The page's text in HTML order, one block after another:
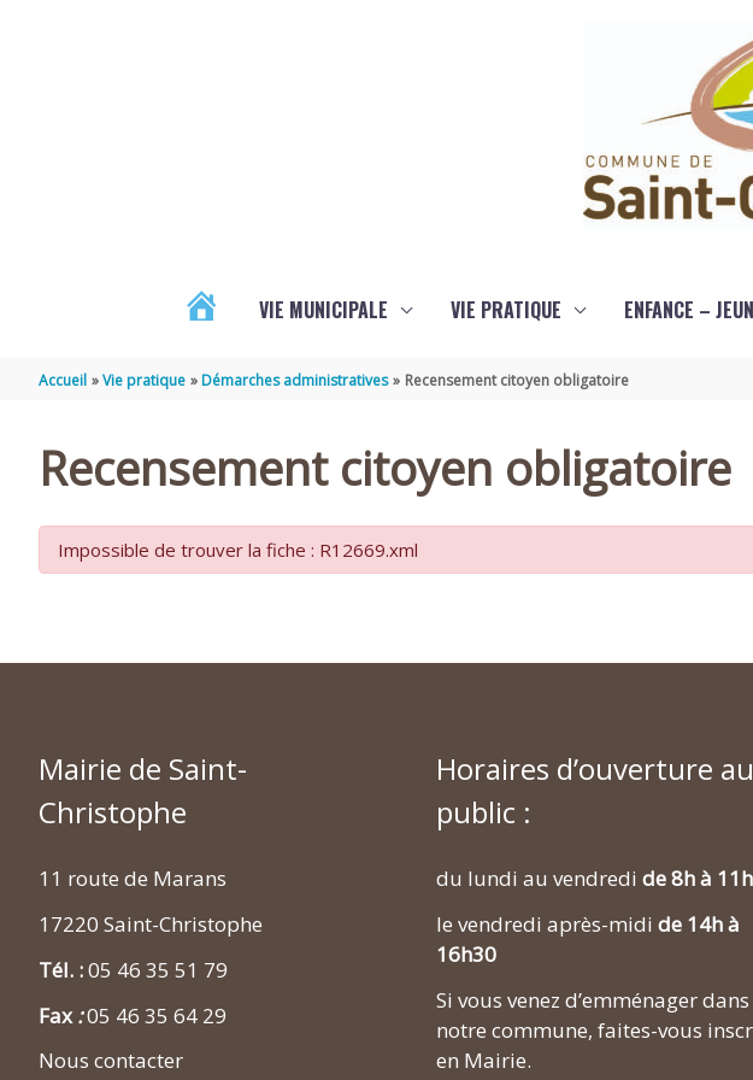
VIE MUNICIPALE VIE PRATIQUE ENFANCE –
Accueil Vie pratique Démarches administratives Recensement citoyen obligatoire
Recensement citoyen obligatoire
Impossible de trouver la fiche : R12669.xml
Mairie de Saint-
Christophe
11 route de Marans
17220 Saint-Christophe
Tél. :05 46 35 51 79
Fax :05 46 35 64 29
Nous contacter
Horaires d’ouverture au
public :
du lundi au vendredi de 8h à 11h
le vendredi après-midi de 14h à
16h30
Si vous venez d’emménager dans
notre commune, faites-vous
en Mairie.